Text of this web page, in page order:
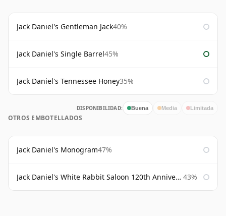
Jack Daniel's Gentleman Jack40%
Jack Daniel's Single Barrel45%
Jack Daniel's Tennessee Honey35%
DISPONIBILIDAD: Buena Media Limitada
OTROS EMBOTELLADOS
Jack Daniel's Monogram47%
Jack Daniel's White Rabbit Saloon 120th Anniversary 43%